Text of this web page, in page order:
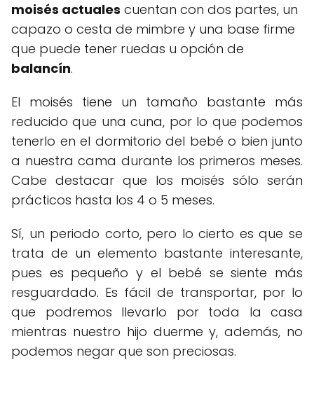
moisés actuales cuentan con dos partes, un
capazo o cesta de mimbre y una base firme
que puede tener ruedas u opción de
balancín.
El moisés tiene un tamaño bastante más
reducido que una cuna, por lo que podemos
tenerlo en el dormitorio del bebé o bien junto
a nuestra cama durante los primeros meses.
Cabe destacar que los moisés sólo serán
prácticos hasta los 4 o 5 meses.
Sí, un periodo corto, pero lo cierto es que se
trata de un elemento bastante interesante,
pues es pequeño y el bebé se siente más
resguardado. Es fácil de transportar, por lo
que podremos llevarlo por toda la casa
mientras nuestro hijo duerme y, además, no
podemos negar que son preciosas.